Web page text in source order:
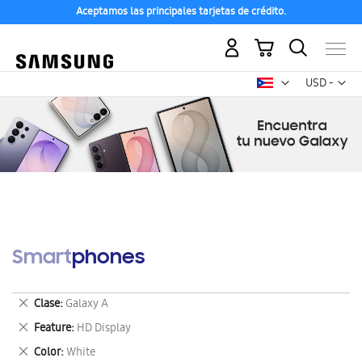
Aceptamos las principales tarjetas de crédito.
USD -
dólar
Mi carrito
Smartphones
Clase Galaxy A
Eliminar
este
artículo
Feature HD Display
Eliminar
este
Color White
Eliminar